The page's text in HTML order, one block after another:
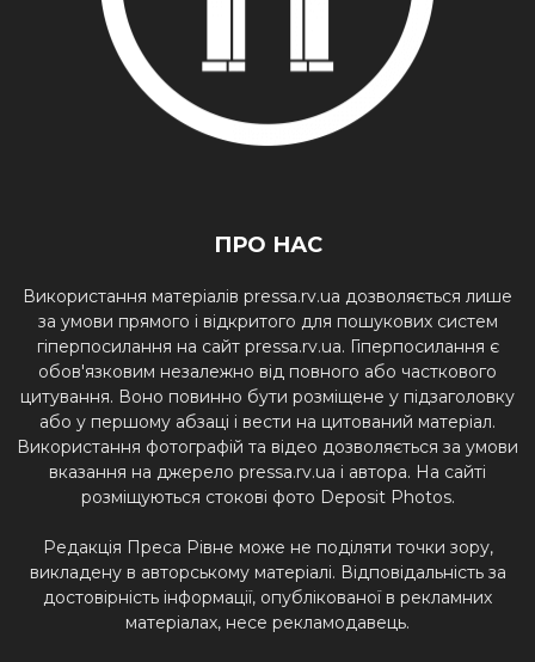
ПРО НАС
Використання матеріалів pressa.rv.ua дозволяється лише
за умови прямого і відкритого для пошукових систем
гіперпосилання на сайт pressa.rv.ua. Гіперпосилання є
обов'язковим незалежно від повного або часткового
цитування. Воно повинно бути розміщене у підзаголовку
або у першому абзаці і вести на цитований матеріал.
Використання фотографій та відео дозволяється за умови
вказання на джерело pressa.rv.ua і автора. На сайті
розміщуються стокові фото Deposit Photos.
Редакція Преса Рівне може не поділяти точки зору,
викладену в авторському матеріалі. Відповідальність за
достовірність інформації, опублікованої в рекламних
матеріалах, несе рекламодавець.